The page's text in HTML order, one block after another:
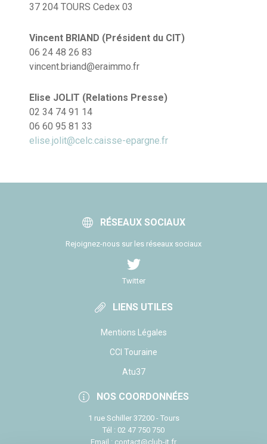
37 204 TOURS Cedex 03
Vincent BRIAND (Président du CIT)
06 24 48 26 83
vincent.briand@eraimmo.fr
Elise JOLIT (Relations Presse)
02 34 74 91 14
06 60 95 81 33
elise.jolit@celc.caisse-epargne.fr
RÉSEAUX SOCIAUX
Rejoignez-nous sur les réseaux sociaux
Twitter
LIENS UTILES
Mentions Légales
CCI Touraine
Atu37
NOS COORDONNÉES
1 rue Schiller 37200 - Tours
Tél : 02 47 750 750
Email : contact@club-it.fr